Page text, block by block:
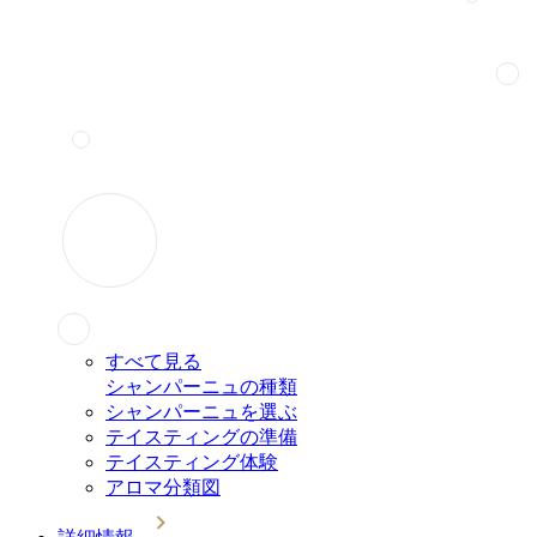
すべて見る
シャンパーニュの種類
シャンパーニュを選ぶ
テイスティングの準備
テイスティング体験
アロマ分類図